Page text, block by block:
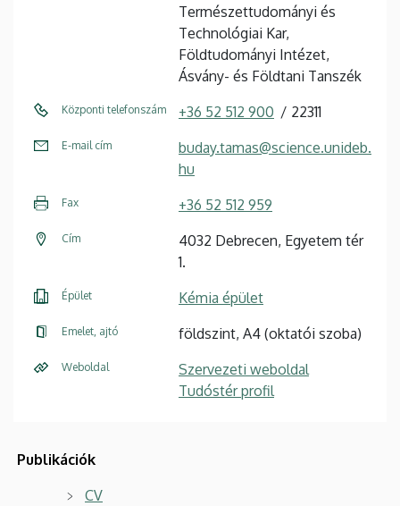
Természettudományi és
Technológiai Kar,
Földtudományi Intézet,
Ásvány- és Földtani Tanszék
Központi telefonszám +36 52 512 900 22311
E-mail cím
buday.tamas@science.unideb.
hu
Fax +36 52 512 959
Cím
4032 Debrecen, Egyetem tér
1.
Épület Kémia épület
Emelet, ajtó földszint, A4 (oktatói szoba)
Weboldal
Szervezeti weboldal
Tudóstér profil
Publikációk
CV